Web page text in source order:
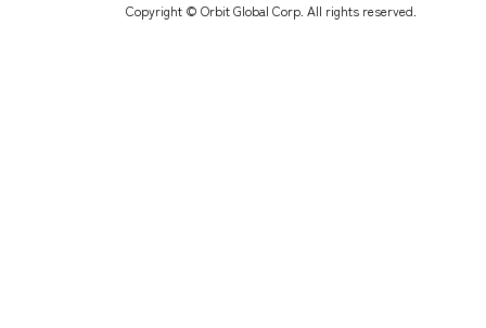
Copyright © Orbit Global Corp. All rights reserved.